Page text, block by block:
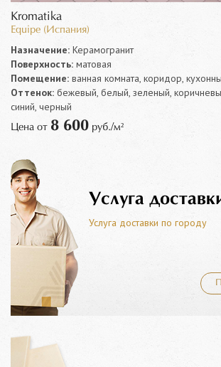
Kromatika
Equipe (Испания)
Назначение: Керамогранит
Поверхность: матовая
Помещение: ванная комната, коридор,
Оттенок: бежевый, белый, зеленый,
синий, черный
Цена от 8 600 руб./м²
Услуга
Услуга доставки по городу